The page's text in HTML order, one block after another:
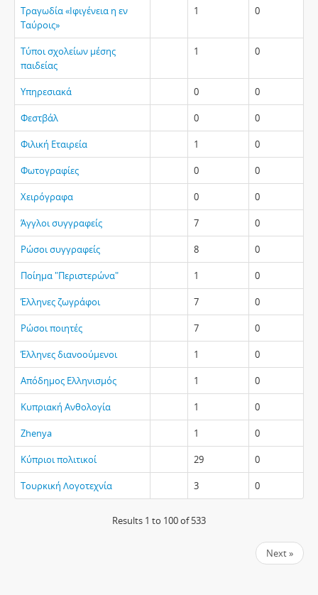
Τραγωδία «Ιφιγένεια η εν
Ταύροις»
1 0
Τύποι σχολείων μέσης
παιδείας
1 0
Υπηρεσιακά 0 0
Φεστβάλ 0 0
Φιλική Εταιρεία 1 0
Φωτογραφίες 0 0
Χειρόγραφα 0 0
Άγγλοι συγγραφείς 7 0
Ρώσοι συγγραφείς 8 0
Ποίημα "Περιστερώνα" 1 0
Έλληνες ζωγράφοι 7 0
Ρώσοι ποιητές 7 0
Έλληνες διανοούμενοι 1 0
Απόδημος Ελληνισμός 1 0
Κυπριακή Ανθολογία 1 0
Zhenya 1 0
Κύπριοι πολιτικοί 29 0
Τουρκική Λογοτεχνία 3 0
Results 1 to 100 of 533
Next »